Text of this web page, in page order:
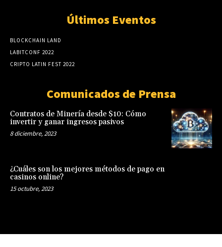
Últimos Eventos
BLOCKCHAIN LAND
LABITCONF 2022
CRIPTO LATIN FEST 2022
Comunicados de Prensa
Contratos de Minería desde $10: Cómo
invertir y ganar ingresos pasivos
8 diciembre, 2023
¿Cuáles son los mejores métodos de pago en
casinos online?
15 octubre, 2023